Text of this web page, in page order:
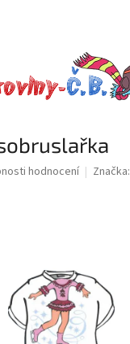
hodnocení Značka: